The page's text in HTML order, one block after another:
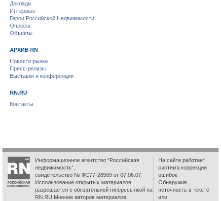
Доклады
Интервью
Герои Российской Недвижимости
Опросы
Объекты
АРХИВ RN
Новости рынка
Пресс-релизы
Выставки и конференции
RN.RU
Контакты
Информационное агентство “Российская
недвижимость”,
свидетельство № ФС77-28569 от 07.06.07.
Использование открытых материалов
разрешается с обязательной гиперссылкой на
RN.RU Мнение авторов материалов,
На сайте работает
система коррекции
ошибок.
Обнаружив
неточность в тексте
или